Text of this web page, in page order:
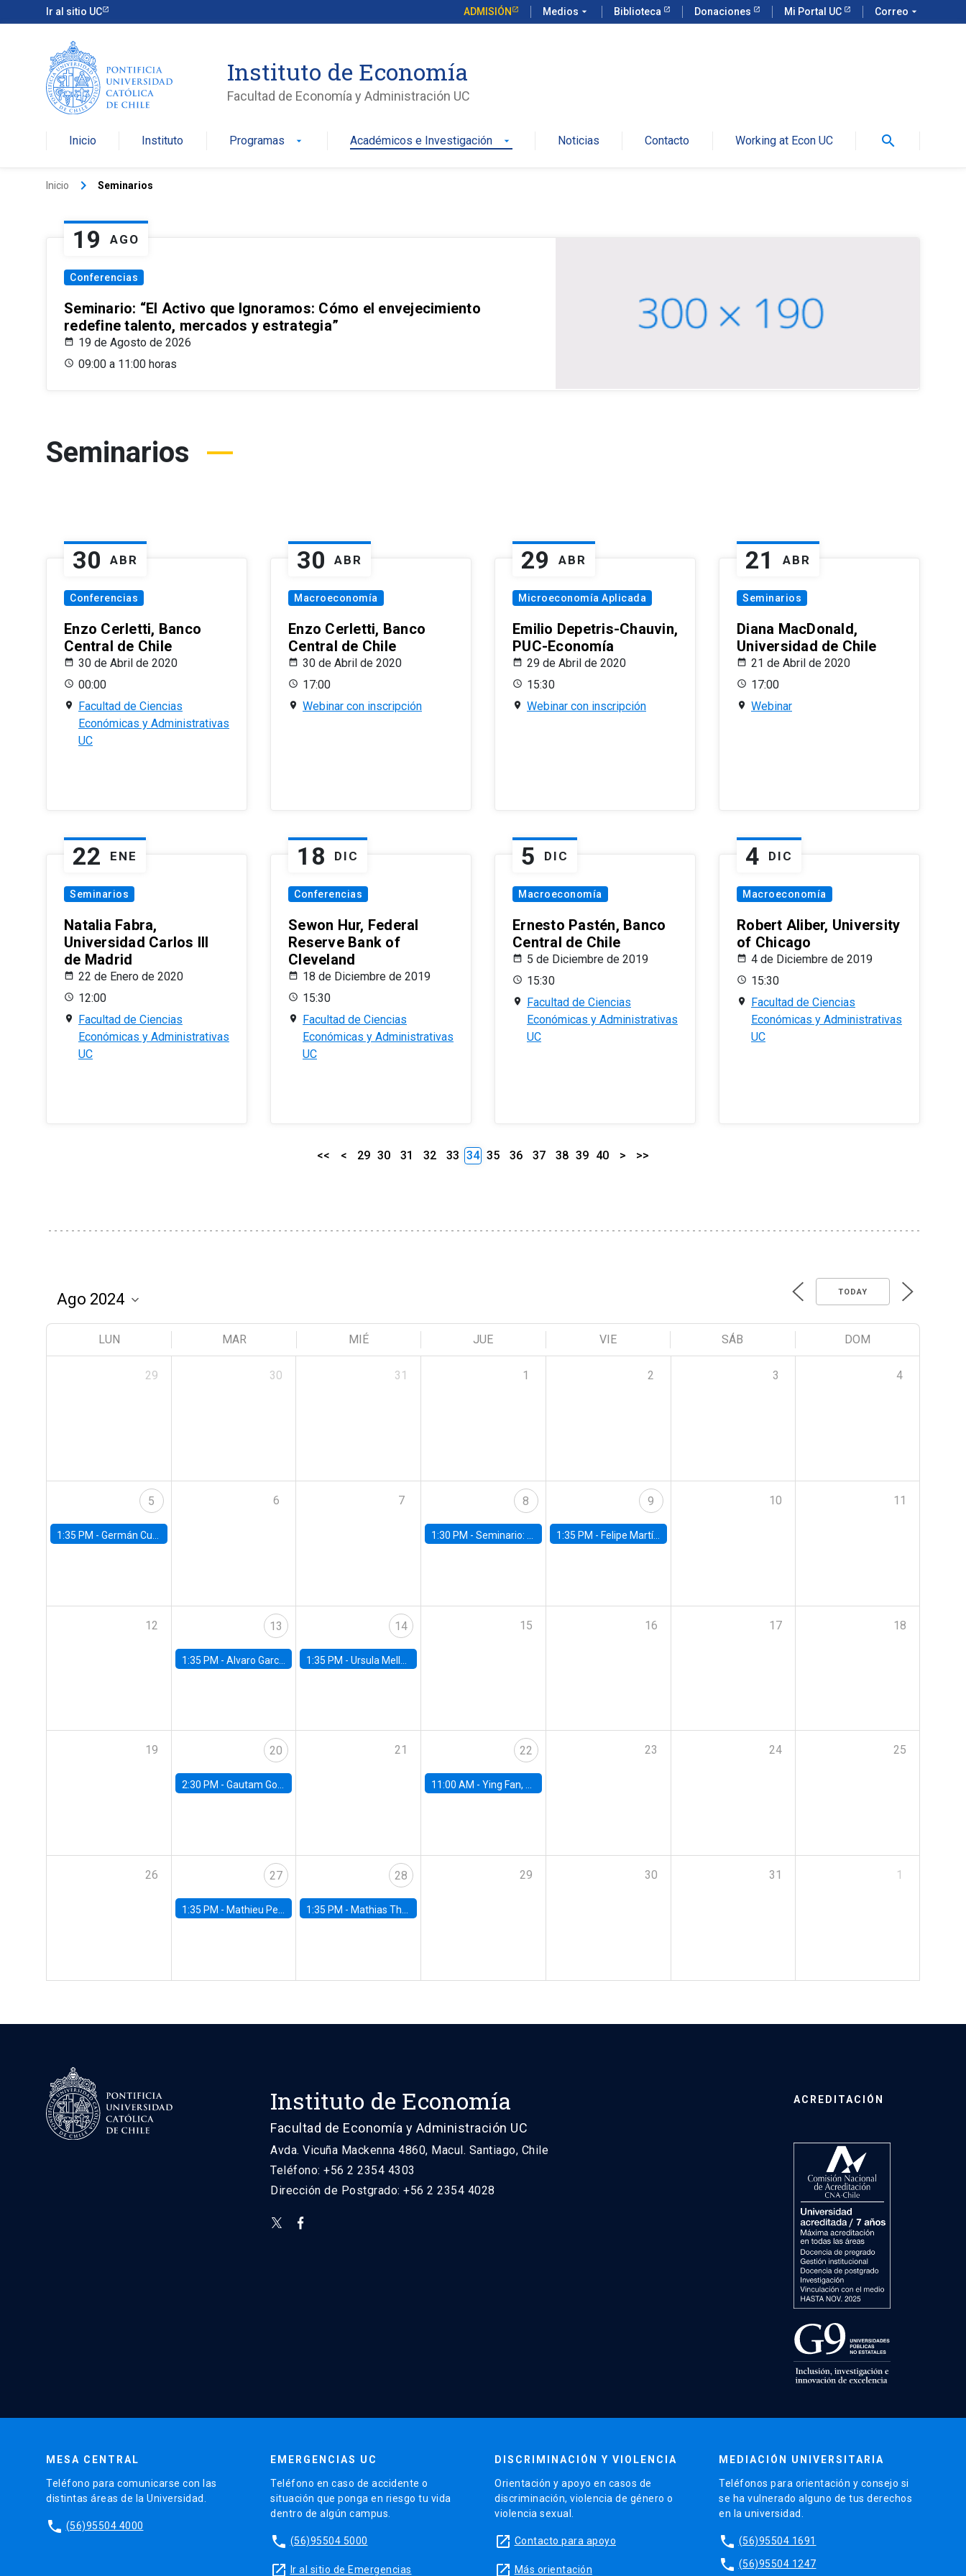
Ir al sitio UC ADMISIÓN Medios arrow_drop_down Biblioteca Donaciones Mi Portal UC Correo arrow_drop_down
Instituto de Economía
Facultad de Economía y Administración UC
Inicio Instituto Programas arrow_drop_down Académicos e Investigación arrow_drop_down Noticias Contacto Working at Econ UC search
Inicio keyboard_arrow_right Seminarios
19 AGO
Conferencias
Seminario: “El Activo que Ignoramos: Cómo el envejecimiento
redefine talento, mercados y estrategia”
19 de Agosto de 2026
09:00 a 11:00 horas
Seminarios
30 ABR
Conferencias
Enzo Cerletti, Banco
Central de Chile
30 de Abril de 2020
00:00
Facultad de Ciencias
Económicas y Administrativas
UC
30 ABR
Macroeconomía
Enzo Cerletti, Banco
Central de Chile
30 de Abril de 2020
17:00
Webinar con inscripción
29 ABR
Microeconomía Aplicada
Emilio Depetris-Chauvin,
PUC-Economía
29 de Abril de 2020
15:30
Webinar con inscripción
21 ABR
Seminarios
Diana MacDonald,
Universidad de Chile
21 de Abril de 2020
17:00
Webinar
22 ENE
Seminarios
Natalia Fabra,
Universidad Carlos III
de Madrid
22 de Enero de 2020
12:00
Facultad de Ciencias
Económicas y Administrativas
UC
18 DIC
Conferencias
Sewon Hur, Federal
Reserve Bank of
Cleveland
18 de Diciembre de 2019
15:30
Facultad de Ciencias
Económicas y Administrativas
UC
5 DIC
Macroeconomía
Ernesto Pastén, Banco
Central de Chile
5 de Diciembre de 2019
15:30
Facultad de Ciencias
Económicas y Administrativas
UC
4 DIC
Macroeconomía
Robert Aliber, University
of Chicago
4 de Diciembre de 2019
15:30
Facultad de Ciencias
Económicas y Administrativas
UC
<< < 29 30 31 32 33 34 35 36 37 38 39 40 > >>
TODAY
LUN MAR MIÉ JUE VIE SÁB DOM
29 30 31 1 2 3 4
5
1:35 PM - Germán Cubas, University of Houston
6 7 8
1:30 PM -Seminario: “Recuperando la humanidad para progresar en la era de la IA»
9
1:35 PM - Felipe Martínez, alumno Doctorado en Economía UC
10 11
12 13
1:35 PM - Alvaro Garcia-Marin, Universidad de Los Andes
14
1:35 PM -Ursula Mello, Insper - Institute of Education and Research
15 16 17 18
19 20
2:30 PM - Gautam Gowrisankaran, Columbia University
21 22
11:00 AM -Ying Fan, University of Michigan
23 24 25
26 27
1:35 PM - Mathieu Pedemonte, IDB
28
1:35 PM - Mathias Thoenig, University of Lausanne
29 30 31 1
Instituto de Economía
Facultad de Economía y Administración UC
Avda. Vicuña Mackenna 4860, Macul. Santiago, Chile
Teléfono: +56 2 2354 4303
Dirección de Postgrado: +56 2 2354 4028
ACREDITACIÓN
MESA CENTRAL
Teléfono para comunicarse con las
distintas áreas de la Universidad.
phone (56)95504 4000
EMERGENCIAS UC
Teléfono en caso de accidente o
situación que ponga en riesgo tu vida
dentro de algún campus.
phone (56)95504 5000
launch Ir al sitio de Emergencias
DISCRIMINACIÓN Y VIOLENCIA
Orientación y apoyo en casos de
discriminación, violencia de género o
violencia sexual.
launch Contacto para apoyo
launch Más orientación
MEDIACIÓN UNIVERSITARIA
Teléfonos para orientación y consejo si
se ha vulnerado alguno de tus derechos
en la universidad.
phone (56)95504 1691
phone (56)95504 1247